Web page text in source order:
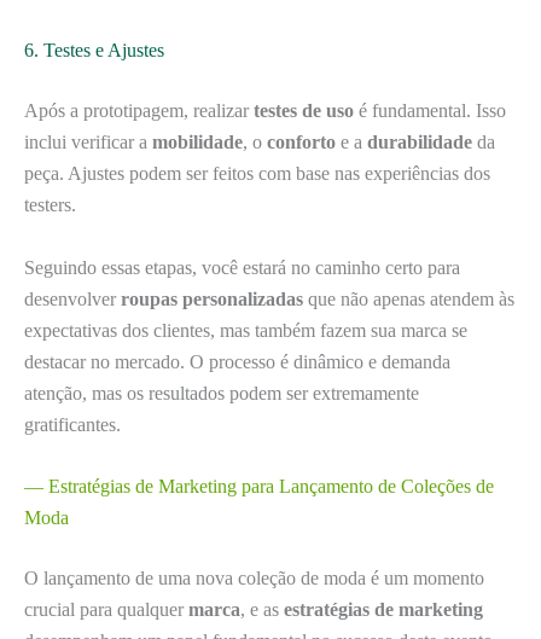
6. Testes e Ajustes
Após a prototipagem, realizar testes de uso é fundamental. Isso
inclui verificar a mobilidade, o conforto e a durabilidade da
peça. Ajustes podem ser feitos com base nas experiências dos
testers.
Seguindo essas etapas, você estará no caminho certo para
desenvolver roupas personalizadas que não apenas atendem às
expectativas dos clientes, mas também fazem sua marca se
destacar no mercado. O processo é dinâmico e demanda
atenção, mas os resultados podem ser extremamente
gratificantes.
— Estratégias de Marketing para Lançamento de Coleções de
Moda
O lançamento de uma nova coleção de moda é um momento
crucial para qualquer marca, e as estratégias de marketing